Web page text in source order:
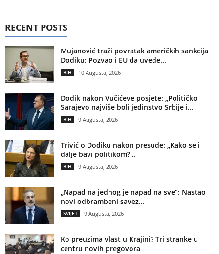
RECENT POSTS
Mujanović traži povratak američkih sankcija
Dodiku: Pozvao i EU da uvede...
BIH 10 Augusta, 2026
Dodik nakon Vučićeve posjete: „Političko
Sarajevo najviše boli jedinstvo Srbije i...
BIH 9 Augusta, 2026
Trivić o Dodiku nakon presude: „Kako se i
dalje bavi politikom?...
BIH 9 Augusta, 2026
„Napad na jednog je napad na sve“: Nastao
novi odbrambeni savez...
SVIJET 9 Augusta, 2026
Ko preuzima vlast u Krajini? Tri stranke u
centru novih pregovora